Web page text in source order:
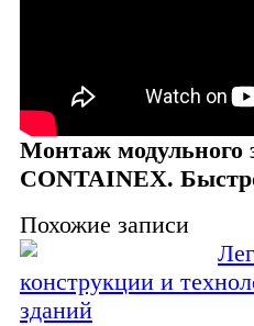
Монтаж модульного
CONTAINEX.
Похожие записи
конструкции и
зданий